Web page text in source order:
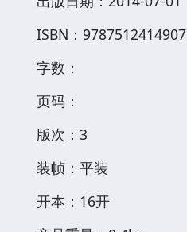
ISBN：9787512414907
字数：
页码：
版次：3
装帧：平装
开本：16开